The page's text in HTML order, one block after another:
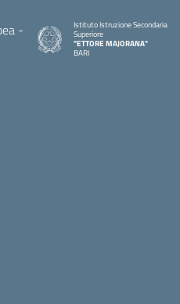
Istituto Istruzione Secondaria
Superiore
"ETTORE MAJORANA"
BARI